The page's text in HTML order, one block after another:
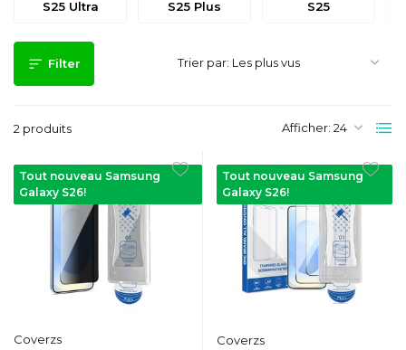
S25 Ultra S25 Plus S25
Filter
2 produits Afficher:
Trier par:
Tout nouveau Samsung
Galaxy S26!
Coverzs
Tout nouveau Samsung
Galaxy S26!
Coverzs